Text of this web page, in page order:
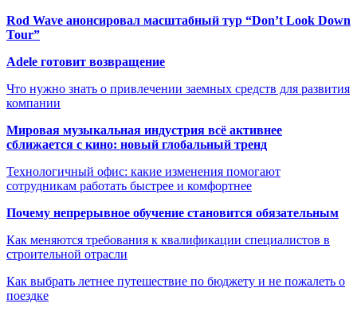
Rod Wave анонсировал масштабный тур “Don’t Look Down
Tour”
Adele готовит возвращение
Что нужно знать о привлечении заемных средств для развития
компании
Мировая музыкальная индустрия всё активнее
сближается с кино: новый глобальный тренд
Технологичный офис: какие изменения помогают
сотрудникам работать быстрее и комфортнее
Почему непрерывное обучение становится обязательным
Как меняются требования к квалификации специалистов в
строительной отрасли
Как выбрать летнее путешествие по бюджету и не пожалеть о
поездке